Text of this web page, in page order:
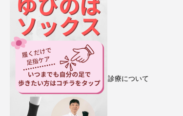
ゆびのば体操
ブログ
アクセス・地図
お問い合わせ
情報通信機器を用いた診療について
プライバシーポリシー
ゆびのばソックス通販